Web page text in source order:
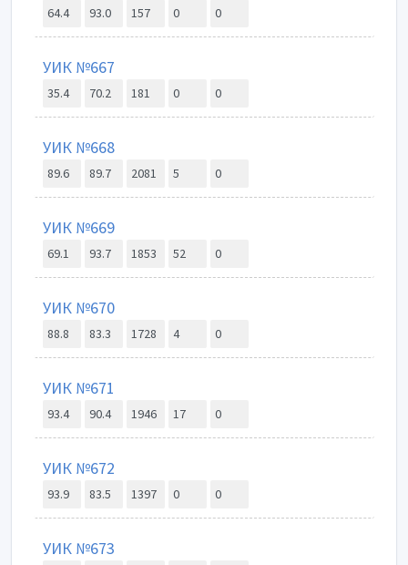
64.4 93.0 157 0 0
УИК №667
35.4 70.2 181 0 0
УИК №668
89.6 89.7 2081 5 0
УИК №669
69.1 93.7 1853 52 0
УИК №670
88.8 83.3 1728 4 0
УИК №671
93.4 90.4 1946 17 0
УИК №672
93.9 83.5 1397 0 0
УИК №673